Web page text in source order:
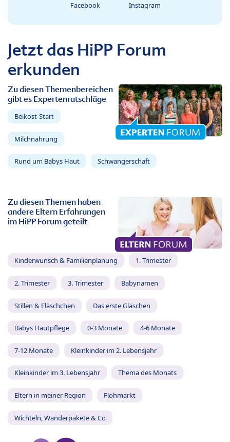
Facebook Instagram
Jetzt das HiPP Forum
erkunden
Zu diesen Themenbereichen
gibt es Expertenratschläge
Beikost-Start
Milchnahrung
Rund um Babys Haut Schwangerschaft
Zu diesen Themen haben
andere Eltern Erfahrungen
im HiPP Forum geteilt
Kinderwunsch & Familienplanung 1. Trimester
2. Trimester 3. Trimester Babynamen
Stillen & Fläschchen Das erste Gläschen
Babys Hautpflege 0-3 Monate 4-6 Monate
7-12 Monate Kleinkinder im 2. Lebensjahr
Kleinkinder im 3. Lebensjahr Thema des Monats
Eltern in meiner Region Flohmarkt
Wichteln, Wanderpakete & Co